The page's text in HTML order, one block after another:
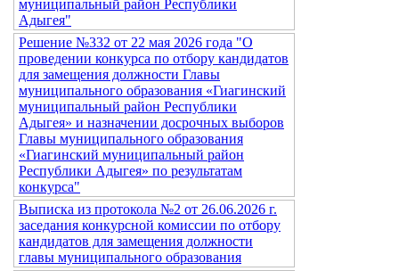
муниципальный район Республики
Адыгея"
Решение №332 от 22 мая 2026 года "О
проведении конкурса по отбору кандидатов
для замещения должности Главы
муниципального образования «Гиагинский
муниципальный район Республики
Адыгея» и назначении досрочных выборов
Главы муниципального образования
«Гиагинский муниципальный район
Республики Адыгея» по результатам
конкурса"
Выписка из протокола №2 от 26.06.2026 г.
заседания конкурсной комиссии по отбору
кандидатов для замещения должности
главы муниципального образования